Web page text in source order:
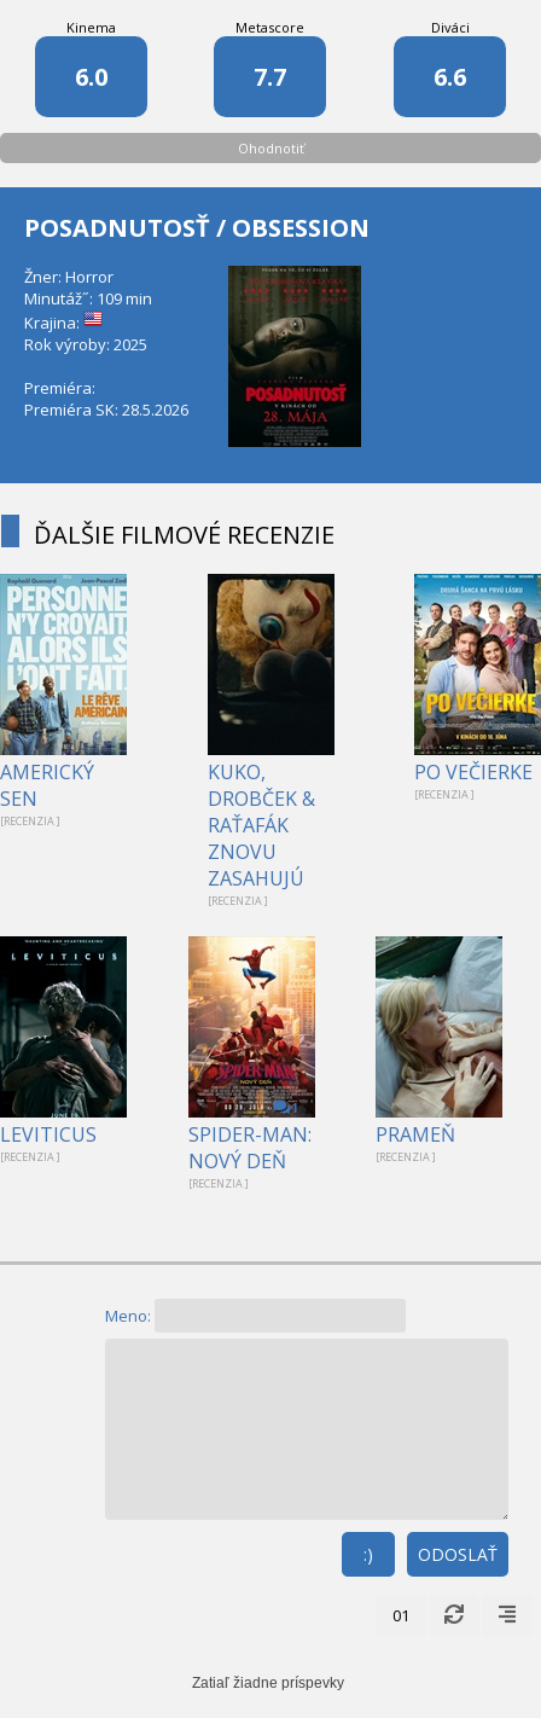
Kinema
6.0
Metascore
7.7
Diváci
6.6
Ohodnotiť
POSADNUTOSŤ / OBSESSION
Žner: Horror
Minutáž˝: 109 min
Krajina:
Rok výroby: 2025
Premiéra:
Premiéra SK: 28.5.2026
ĎALŠIE FILMOVÉ RECENZIE
AMERICKÝ
SEN
[RECENZIA ]
KUKO,
DROBČEK &
RAŤAFÁK
ZNOVU
ZASAHUJÚ
[RECENZIA ]
PO VEČIERKE
[RECENZIA ]
LEVITICUS
[RECENZIA ]
1
SPIDER-MAN:
NOVÝ DEŇ
[RECENZIA ]
PRAMEŇ
[RECENZIA ]
Meno:
ODOSLAŤ
:)
01
Zatiaľ žiadne príspevky